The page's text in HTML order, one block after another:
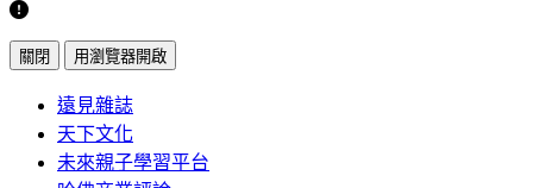
關閉 用瀏覽器開啟
遠見雜誌
天下文化
未來親子學習平台